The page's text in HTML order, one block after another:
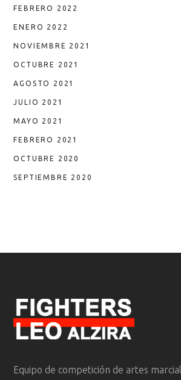
FEBRERO 2022
ENERO 2022
NOVIEMBRE 2021
OCTUBRE 2021
AGOSTO 2021
JULIO 2021
MAYO 2021
FEBRERO 2021
OCTUBRE 2020
SEPTIEMBRE 2020
Equipo de competición de artes